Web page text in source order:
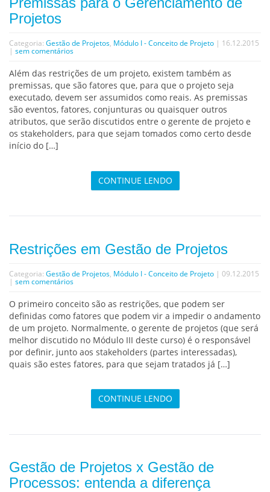
Projetos
Categoria: Gestão de Projetos, Módulo I - Conceito de Projeto | 16.12.2015
| sem comentários
Além das restrições de um projeto, existem também as
premissas, que são fatores que, para que o projeto seja
executado, devem ser assumidos como reais. As premissas
são eventos, fatores, conjunturas ou quaisquer outros
atributos, que serão discutidos entre o gerente de projeto e
os stakeholders, para que sejam tomados como certo desde
início do […]
CONTINUE LENDO
Restrições em Gestão de Projetos
Categoria: Gestão de Projetos, Módulo I - Conceito de Projeto | 09.12.2015
| sem comentários
O primeiro conceito são as restrições, que podem ser
definidas como fatores que podem vir a impedir o andamento
de um projeto. Normalmente, o gerente de projetos (que será
melhor discutido no Módulo III deste curso) é o responsável
por definir, junto aos stakeholders (partes interessadas),
quais são estes fatores, para que sejam tratados já […]
CONTINUE LENDO
Gestão de Projetos x Gestão de
Processos: entenda a diferença